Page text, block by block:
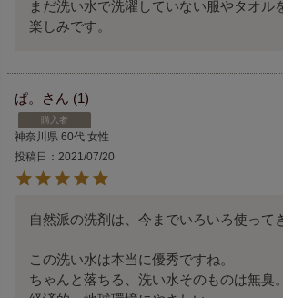
まだ洗い水で洗濯していない服やタオル
楽しみです。
ぱ。 1
購入者
神奈川県 60代 女性
投稿日
2021/07/20
自然派の洗剤は、今までいろいろ使って
この洗い水は本当に優秀ですね。
ちゃんと落ちる、洗い水そのものは無臭。